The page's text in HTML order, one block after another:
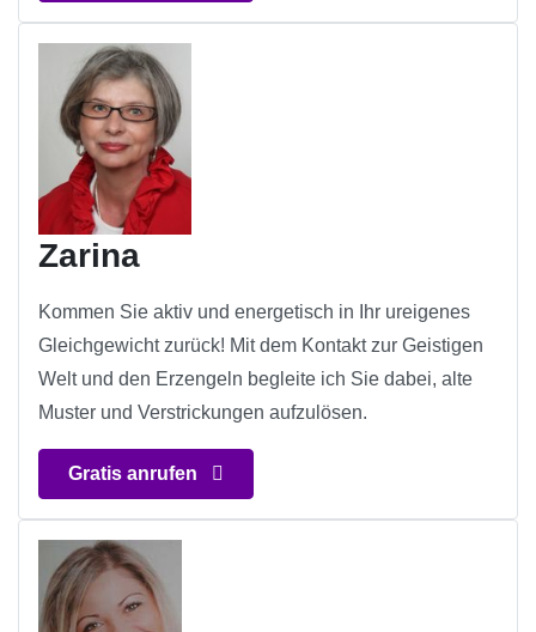
Zarina
Kommen Sie aktiv und energetisch in Ihr ureigenes
Gleichgewicht zurück! Mit dem Kontakt zur Geistigen
Welt und den Erzengeln begleite ich Sie dabei, alte
Muster und Verstrickungen aufzulösen.
Gratis anrufen